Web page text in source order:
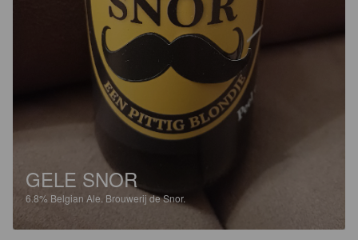
GELE SNOR
6.8% Belgian Ale. Brouwerij de Snor.